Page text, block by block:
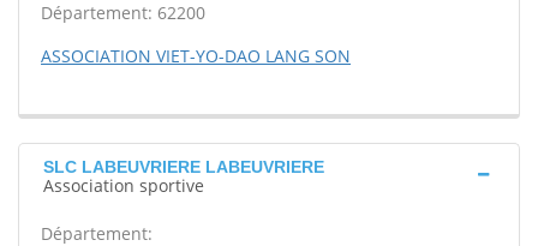
Département: 62200
ASSOCIATION VIET-YO-DAO LANG SON
SLC LABEUVRIERE LABEUVRIERE
Association sportive
Département: